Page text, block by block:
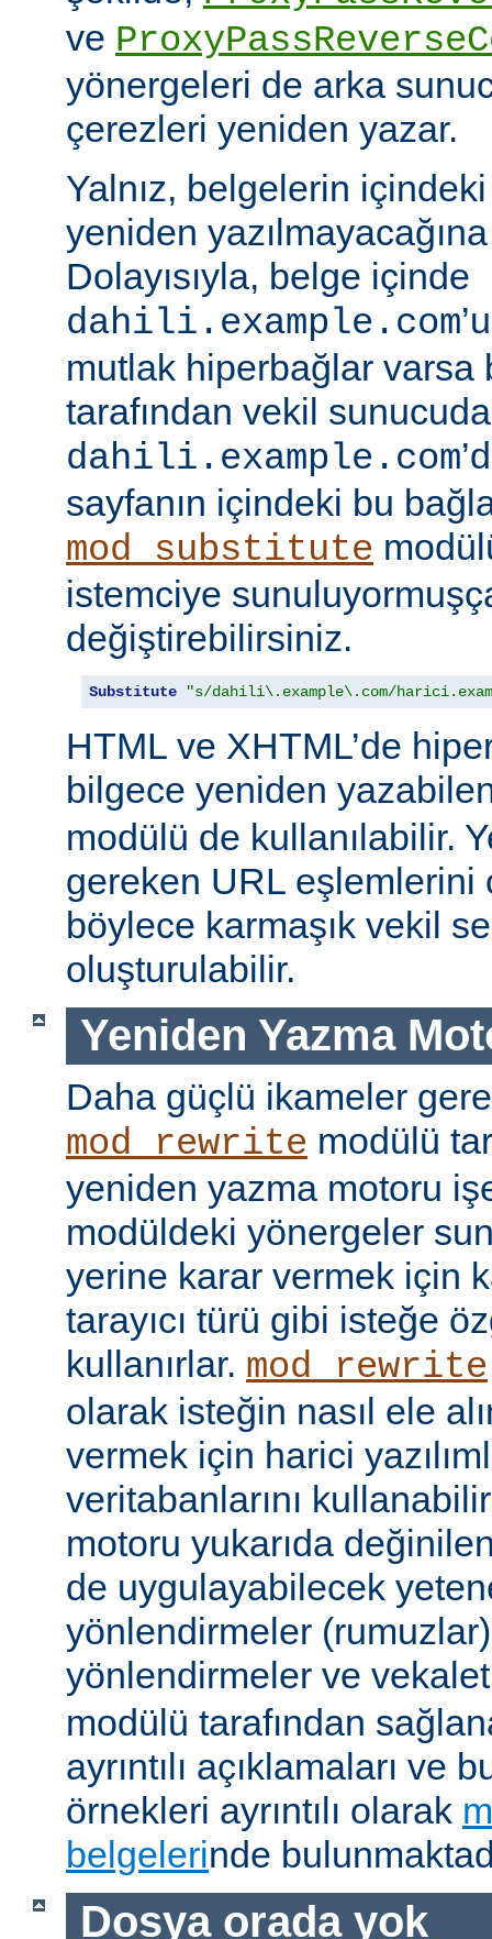
ve
yönergeleri de arka
çerezleri yeniden yazar.
Yalnız, belgelerin
yeniden
Dolayısıyla, belge içinde
dahili.example.com
mutlak hiperbağlar varsa
tarafından vekil
dahili.example.com
sayfanın içindeki bu
mod_substitute
istemciye
değiştirebilirsiniz.
Substitute "s/dahili\.example\.com/
HTML ve XHTML’de
bilgece yeniden
modülü de kullanılabilir.
gereken URL eşlemlerini
böylece karmaşık vekil
oluşturulabilir.
Yeniden Yazma
Daha güçlü ikameler
mod_rewrite modülü
yeniden yazma motoru
modüldeki yönergeler
yerine karar vermek için
tarayıcı türü gibi isteğe
kullanırlar. mod_rewrite
olarak isteğin nasıl ele
vermek için harici
veritabanlarını
motoru yukarıda
de uygulayabilecek
yönlendirmeler
yönlendirmeler ve
modülü tarafından
ayrıntılı açıklamaları ve
örnekleri ayrıntılı olarak
belgelerinde
Dosya orada yok